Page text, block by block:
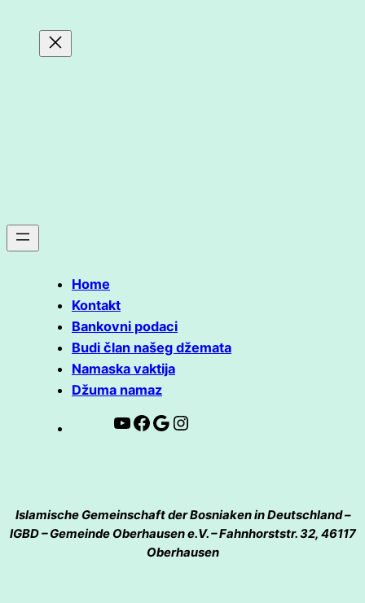
Home
Kontakt
Bankovni podaci
Budi član našeg džemata
Namaska vaktija
Džuma namaz
Youtube Kanal dzemat obFacebook Seite dzemat obhttps://goo.gl/maps/
Instagram
Islamische Gemeinschaft der Bosniaken in Deutschland –
IGBD – Gemeinde Oberhausen e.V. – Fahnhorststr. 32, 46117
Oberhausen